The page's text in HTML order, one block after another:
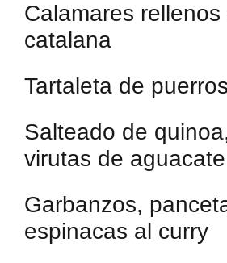
Calamares rellenos
catalana
Tartaleta de
Salteado de
virutas de aguacate
Garbanzos,
espinacas al curry